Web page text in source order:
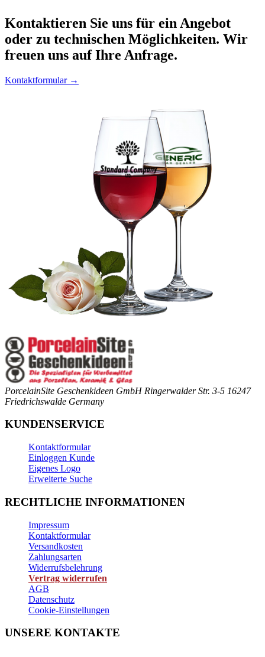
Kontaktieren Sie uns für ein Angebot
oder zu technischen Möglichkeiten. Wir
freuen uns auf Ihre Anfrage.
Kontaktformular →
PorcelainSite Geschenkideen GmbH Ringerwalder Str. 3-5 16247
Friedrichswalde Germany
KUNDENSERVICE
Kontaktformular
Einloggen Kunde
Eigenes Logo
Erweiterte Suche
RECHTLICHE INFORMATIONEN
Impressum
Kontaktformular
Versandkosten
Zahlungsarten
Widerrufsbelehrung
Vertrag widerrufen
AGB
Datenschutz
Cookie-Einstellungen
UNSERE KONTAKTE